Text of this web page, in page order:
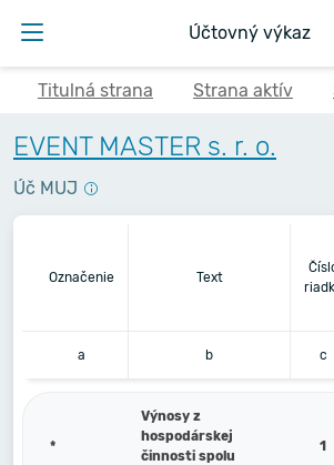
Účtovný výkaz
Titulná strana Strana aktív
EVENT MASTER s. r. o.
Úč MUJ
Označenie Text
a b c
*
Výnosy z
hospodárskej
činnosti spolu
1